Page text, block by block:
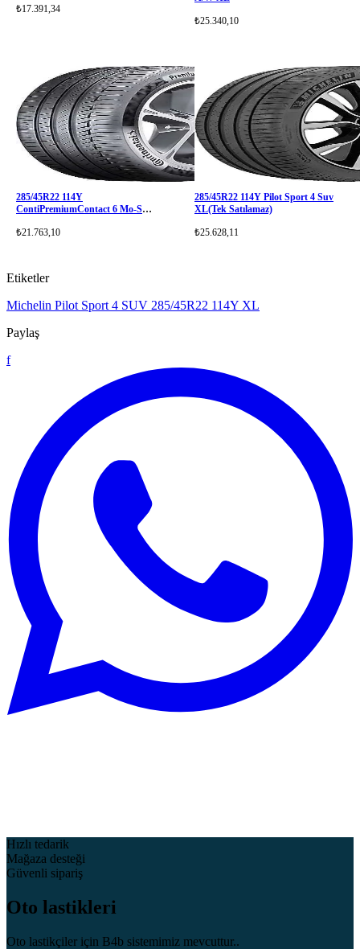
₺17.391,34
₺25.340,10
285/45R22 114Y
ContiPremiumContact 6 Mo-S
₺21.763,10
285/45R22 114Y Pilot Sport 4 Suv
XL(Tek Satılamaz)
₺25.628,11
Etiketler
Michelin Pilot Sport 4 SUV 285/45R22 114Y XL
Paylaş
f
Hızlı tedarik
Mağaza desteği
Güvenli sipariş
Oto lastikleri
Oto lastikçiler için B4b sistemimiz mevcuttur..